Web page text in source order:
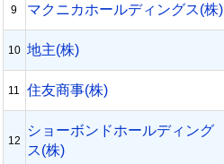
9 マクニカホールディングス(株)
10 地主(株)
11 住友商事(株)
12
ショーボンドホールディング
ス(株)